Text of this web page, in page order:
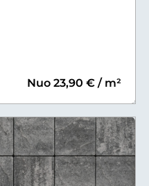
Nuo 23,90 € / m²